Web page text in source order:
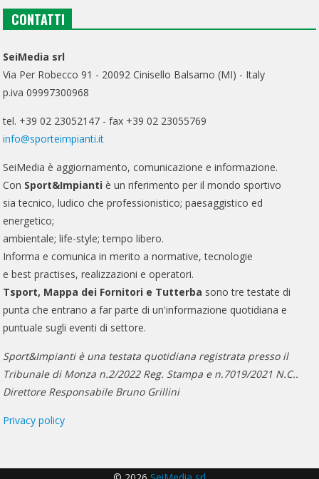
CONTATTI
SeiMedia srl
Via Per Robecco 91 - 20092 Cinisello Balsamo (MI) - Italy
p.iva 09997300968
tel. +39 02 23052147 - fax +39 02 23055769
info@sporteimpianti.it
SeiMedia è aggiornamento, comunicazione e informazione.
Con Sport&Impianti è un riferimento per il mondo sportivo
sia tecnico, ludico che professionistico; paesaggistico ed
energetico;
ambientale; life-style; tempo libero.
Informa e comunica in merito a normative, tecnologie
e best practises, realizzazioni e operatori.
Tsport, Mappa dei Fornitori e Tutterba sono tre testate di
punta che entrano a far parte di un'informazione quotidiana e
puntuale sugli eventi di settore.
Sport&Impianti è una testata quotidiana registrata presso il
Tribunale di Monza n.2/2022 Reg. Stampa e n.7019/2021 N.C..
Direttore Responsabile Bruno Grillini
Privacy policy